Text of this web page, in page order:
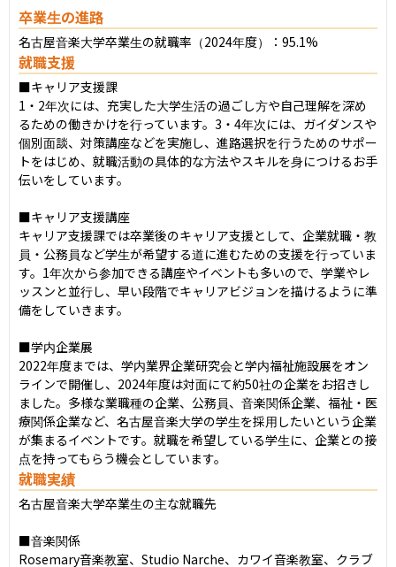
卒業生の進路
名古屋音楽大学卒業生の就職率（2024年度）：95.1%
就職支援
■キャリア支援課
1・2年次には、充実した大学生活の過ごし方や自己理解を深め
るための働きかけを行っています。3・4年次には、ガイダンスや
個別面談、対策講座などを実施し、進路選択を行うためのサポー
トをはじめ、就職活動の具体的な方法やスキルを身につけるお手
伝いをしています。
■キャリア支援講座
キャリア支援課では卒業後のキャリア支援として、企業就職・教
員・公務員など学生が希望する道に進むための支援を行っていま
す。1年次から参加できる講座やイベントも多いので、学業やレ
ッスンと並行し、早い段階でキャリアビジョンを描けるように準
備をしていきます。
■学内企業展
2022年度までは、学内業界企業研究会と学内福祉施設展をオン
ラインで開催し、2024年度は対面にて約50社の企業をお招きし
ました。多様な業職種の企業、公務員、音楽関係企業、福祉・医
療関係企業など、名古屋音楽大学の学生を採用したいという企業
が集まるイベントです。就職を希望している学生に、企業との接
点を持ってもらう機会としています。
就職実績
名古屋音楽大学卒業生の主な就職先
■音楽関係
Rosemary⾳楽教室、Studio Narche、カワイ⾳楽教室、クラブ